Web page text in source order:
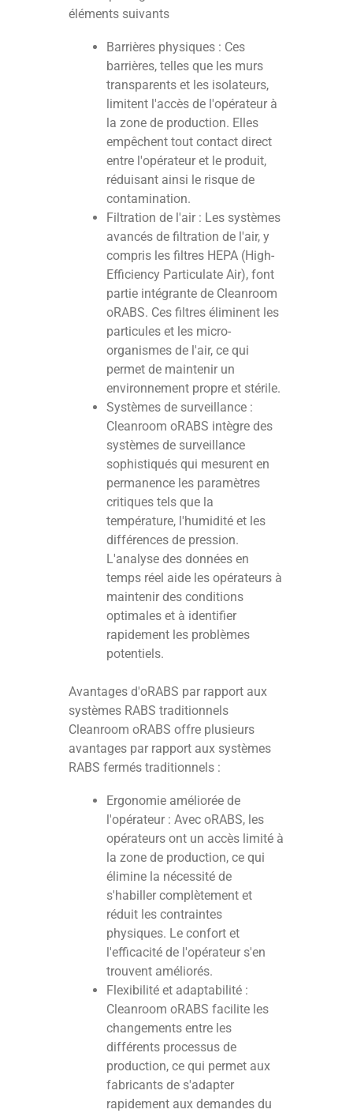
éléments suivants
Barrières physiques : Ces
barrières, telles que les murs
transparents et les isolateurs,
limitent l'accès de l'opérateur à
la zone de production. Elles
empêchent tout contact direct
entre l'opérateur et le produit,
réduisant ainsi le risque de
contamination.
Filtration de l'air : Les systèmes
avancés de filtration de l'air, y
compris les filtres HEPA (High-
Efficiency Particulate Air), font
partie intégrante de Cleanroom
oRABS. Ces filtres éliminent les
particules et les micro-
organismes de l'air, ce qui
permet de maintenir un
environnement propre et stérile.
Systèmes de surveillance :
Cleanroom oRABS intègre des
systèmes de surveillance
sophistiqués qui mesurent en
permanence les paramètres
critiques tels que la
température, l'humidité et les
différences de pression.
L'analyse des données en
temps réel aide les opérateurs à
maintenir des conditions
optimales et à identifier
rapidement les problèmes
potentiels.
Avantages d'oRABS par rapport aux
systèmes RABS traditionnels
Cleanroom oRABS offre plusieurs
avantages par rapport aux systèmes
RABS fermés traditionnels :
Ergonomie améliorée de
l'opérateur : Avec oRABS, les
opérateurs ont un accès limité à
la zone de production, ce qui
élimine la nécessité de
s'habiller complètement et
réduit les contraintes
physiques. Le confort et
l'efficacité de l'opérateur s'en
trouvent améliorés.
Flexibilité et adaptabilité :
Cleanroom oRABS facilite les
changements entre les
différents processus de
production, ce qui permet aux
fabricants de s'adapter
rapidement aux demandes du